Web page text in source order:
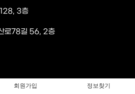
3층
로78길 56, 2층
회원가입 정보찾기